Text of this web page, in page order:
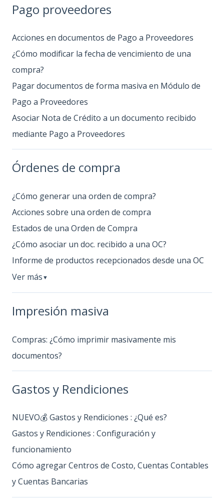
Pago proveedores
Acciones en documentos de Pago a Proveedores
¿Cómo modificar la fecha de vencimiento de una
compra?
Pagar documentos de forma masiva en Módulo de
Pago a Proveedores
Asociar Nota de Crédito a un documento recibido
mediante Pago a Proveedores
Órdenes de compra
¿Cómo generar una orden de compra?
Acciones sobre una orden de compra
Estados de una Orden de Compra
¿Cómo asociar un doc. recibido a una OC?
Informe de productos recepcionados desde una OC
Ver más ▼
Impresión masiva
Compras: ¿Cómo imprimir masivamente mis
documentos?
Gastos y Rendiciones
NUEVO💰 Gastos y Rendiciones : ¿Qué es?
Gastos y Rendiciones : Configuración y
funcionamiento
Cómo agregar Centros de Costo, Cuentas Contables
y Cuentas Bancarias